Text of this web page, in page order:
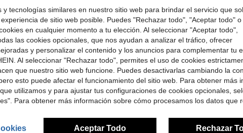
Ahorro de $7.98
$5.26
y tecnologías similares en nuestro sitio web para brindar el servicio que
de sitio web posible. Puedes "Rechazar todo", "Aceptar todo"
en cualquier momento a tu elección. Al seleccionar "Aceptar todo",
las cookies opcionales, que nos ayudan a analizar el tráfico, ofrecer
y personalizar el contenido y los anuncios para complementar tu
Al seleccionar "Rechazar todo", permites el uso de cookies
que nuestro sitio web funcione. Puedes desactivarlas cambiando la
esto puede afectar el funcionamiento del sitio web. Para obtener más
utilizamos y para ajustar tus configuraciones de cookies opcionales,
Para obtener más información sobre cómo procesamos los datos que
Aceptar Todo Rechazar